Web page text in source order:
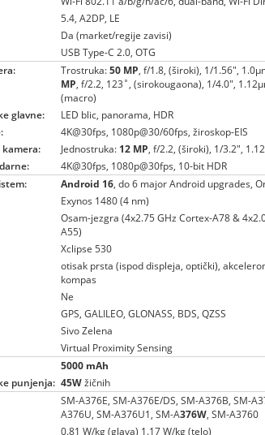
5.4, A2DP, LE
Da (market/regije zavisi)
USB Type-C 2.0, OTG
Trostruka:50 MP, f/1.8, (široki), 1/1.56",
MP, f/2.2, 123˚, (sirokougaona), 1/4.0",
(macro)
glavne:
LED blic, panorama, HDR
4K@30fps, 1080p@30/60fps, žiroskop-EIS
Jednostruka: 12 MP, f/2.2, (široki), 1/3.2",
4K@30fps, 1080p@30fps, 10-bit HDR
Android 16, do 6 major Android upgrades,
Exynos 1480 (4 nm)
Osam-jezgra (4x2.75 GHz Cortex-A78 &
A55)
Xclipse 530
otisak prsta (ispod displeja, optički),
kompas
Ne
GPS, GALILEO, GLONASS, BDS, QZSS
Sivo Zelena
Virtual Proximity Sensing
5000 mAh
punjenja: 45Wžičnih
SM-A376E, SM-A376E/DS, SM-A376B, SM-
A376U, SM-A376U1, SM-A376W, SM-A3760
0.81 W/kg (glava) 1.17 W/kg (telo)